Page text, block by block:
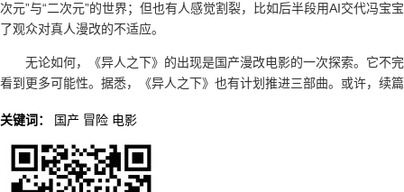
次元”与“二次元”的世界；但也有人感觉割裂，比如后半段用AI交代冯
了观众对真人漫改的不适应。
无论如何，《异人之下》的出现是国产漫改电影的一次探索。它不
看到更多可能性。据悉，《异人之下》也有计划推进三部曲。或许，续
关键词： 国产 冒险 电影